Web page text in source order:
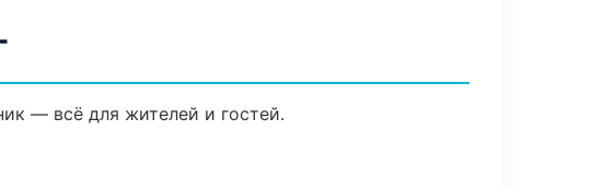
— всё для жителей и гостей.